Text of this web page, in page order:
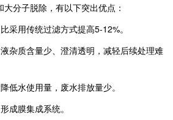
分子脱除，有以下突出优点：
用传统过滤方式提高5-12%。
质含量少、澄清透明，减轻后续处理难
水使用量，废水排放量少。
膜集成系统。